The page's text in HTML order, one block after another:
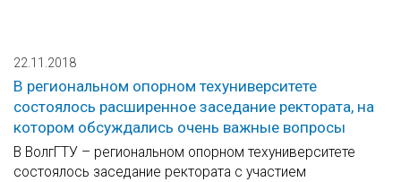
22.11.2018
В региональном опорном техуниверситете
состоялось расширенное заседание ректората, на
котором обсуждались очень важные вопросы
В ВолгГТУ – региональном опорном техуниверситете
состоялось заседание ректората с участием